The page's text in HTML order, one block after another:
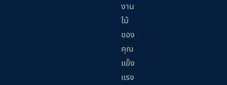
งาน
ไม้
ของ
คุณ
แข็ง
แรง